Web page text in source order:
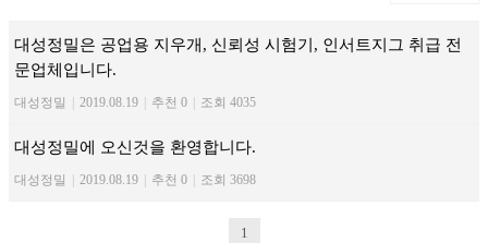
대성정밀은 공업용 지우개, 신뢰성 시험기, 인서트지그 취급 전
문업체입니다.
대성정밀 | 2019.08.19 | 추천 0 | 조회 4035
대성정밀에 오신것을 환영합니다.
대성정밀 | 2019.08.19 | 추천 0 | 조회 3698
1